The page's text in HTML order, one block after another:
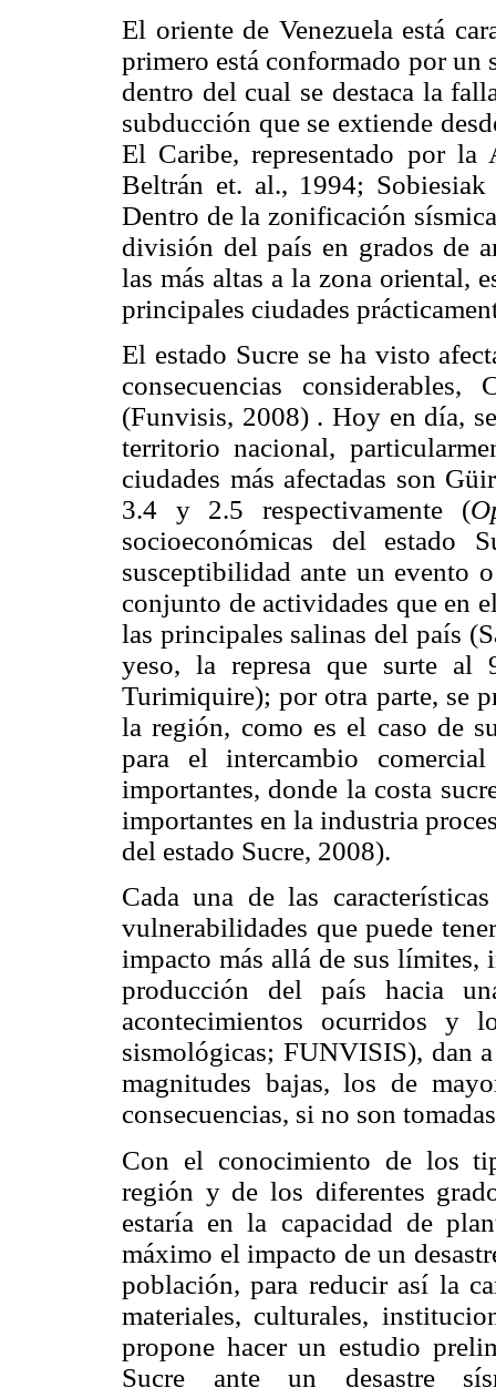
El oriente de Venezuela está
primero está conformado por un
dentro del cual se destaca la
subducción que se extiende
El Caribe, representado por
Beltrán et. al., 1994;
Dentro de la zonificación
división del país en grados de
las más altas a la zona oriental,
principales ciudades
El estado Sucre se ha visto
consecuencias
(Funvisis, 2008) . Hoy en día,
territorio nacional,
ciudades más afectadas son
3.4 y 2.5 respectivamente (
socioeconómicas del estado
susceptibilidad ante un evento
conjunto de actividades que en
las principales salinas del país
yeso, la represa que surte al
Turimiquire); por otra parte, se
la región, como es el caso de
para el intercambio
importantes, donde la costa
importantes en la industria
del estado Sucre, 2008).
Cada una de las
vulnerabilidades que puede
impacto más allá de sus
producción del país hacia
acontecimientos ocurridos y
sismológicas; FUNVISIS), dan
magnitudes bajas, los de
consecuencias, si no son
Con el conocimiento de los
región y de los diferentes
estaría en la capacidad de
máximo el impacto de un
población, para reducir así la
materiales, culturales,
propone hacer un estudio
Sucre ante un desastre